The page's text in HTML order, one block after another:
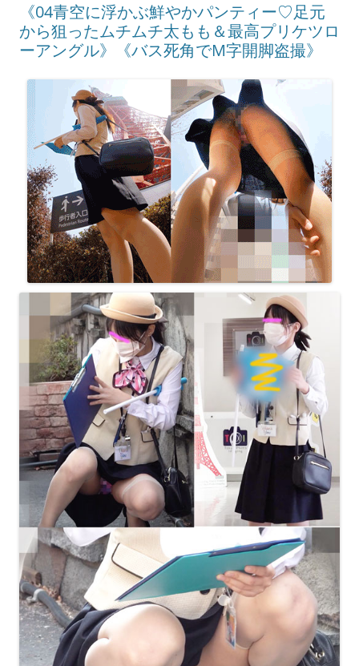
《04青空に浮かぶ鮮やかパンティー♡足元
から狙ったムチムチ太もも＆最高プリケツロ
ーアングル》《バス死角でM字開脚盗撮》